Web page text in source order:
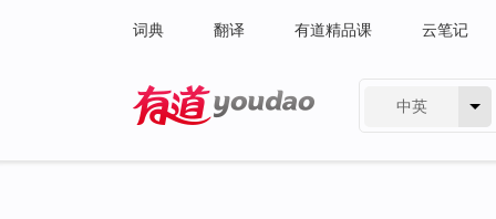
词典 翻译 有道精品课 云笔记
中英